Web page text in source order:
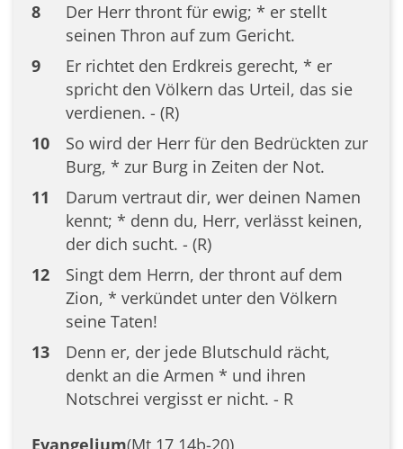
8
Der Herr thront für ewig; * er stellt
seinen Thron auf zum Gericht.
9
Er richtet den Erdkreis gerecht, * er
spricht den Völkern das Urteil, das sie
verdienen. - (R)
10
So wird der Herr für den Bedrückten zur
Burg, * zur Burg in Zeiten der Not.
11
Darum vertraut dir, wer deinen Namen
kennt; * denn du, Herr, verlässt keinen,
der dich sucht. - (R)
12
Singt dem Herrn, der thront auf dem
Zion, * verkündet unter den Völkern
seine Taten!
13
Denn er, der jede Blutschuld rächt,
denkt an die Armen * und ihren
Notschrei vergisst er nicht. - R
Evangelium(Mt 17,14b-20)